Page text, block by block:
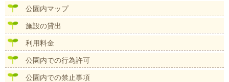
公園内マップ
施設の貸出
利用料金
公園内での行為許可
公園内での禁止事項